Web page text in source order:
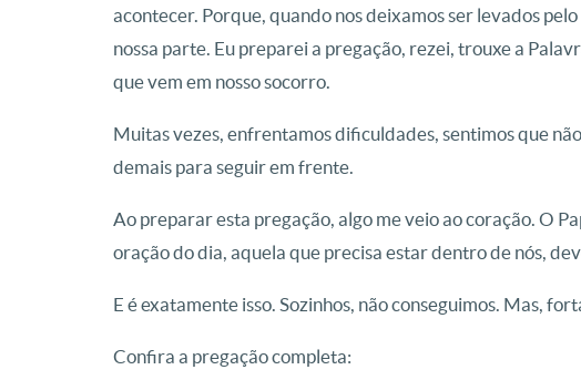
acontecer. Porque, quando nos deixamos ser levados
nossa parte. Eu preparei a pregação, rezei, trouxe a
que vem em nosso socorro.
Muitas vezes, enfrentamos dificuldades, sentimos que
demais para seguir em frente.
Ao preparar esta pregação, algo me veio ao coração. O
oração do dia, aquela que precisa estar dentro de nós,
E é exatamente isso. Sozinhos, não conseguimos. Mas,
Confira a pregação completa: